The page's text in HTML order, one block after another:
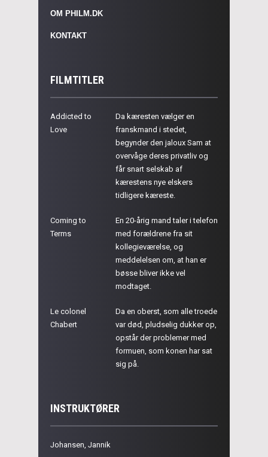
OM PHILM.DK
KONTAKT
FILMTITLER
Addicted to
Love
Da kæresten vælger en
franskmand i stedet,
begynder den jaloux Sam at
overvåge deres privatliv og
får snart selskab af
kærestens nye elskers
tidligere kæreste.
Coming to
Terms
En 20-årig mand taler i telefon
med forældrene fra sit
kollegieværelse, og
meddelelsen om, at han er
bøsse bliver ikke vel
modtaget.
Le colonel
Chabert
Da en oberst, som alle troede
var død, pludselig dukker op,
opstår der problemer med
formuen, som konen har sat
sig på.
INSTRUKTØRER
Johansen, Jannik